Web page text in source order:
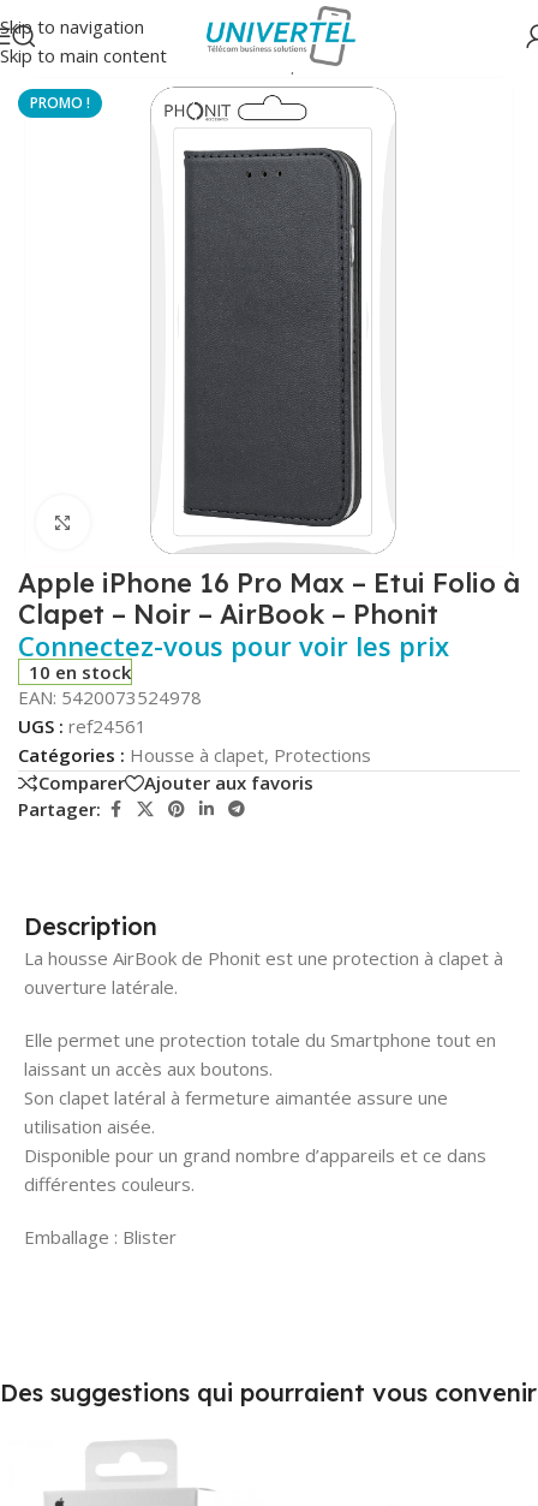
Skip to navigation
Skip to main content
Accueil/Protections Housse à clapet
Click to enlarge
Apple iPhone 16 Pro Max – Etui Folio à
Clapet – Noir – AirBook – Phonit
Connectez-vous pour voir les prix
10 en stock
EAN: 5420073524978
UGS : ref24561
Catégories : Housse à clapet, Protections
Comparer
Ajouter aux favoris
Partager:
Description
La housse AirBook de Phonit est une protection à clapet à
ouverture latérale.
Elle permet une protection totale du Smartphone tout en
laissant un accès aux boutons.
Son clapet latéral à fermeture aimantée assure une
utilisation aisée.
Disponible pour un grand nombre d’appareils et ce dans
différentes couleurs.
Emballage : Blister
Des suggestions qui pourraient vous convenir